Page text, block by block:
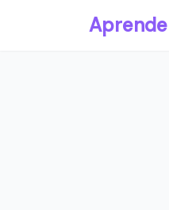
Aprende